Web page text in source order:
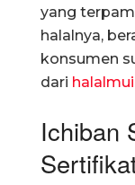
yang
halalnya,
konsumen
dari halalmui
Ichiban